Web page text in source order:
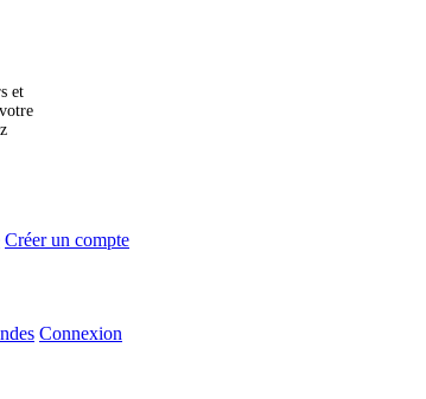
et
Créer un compte
Connexion